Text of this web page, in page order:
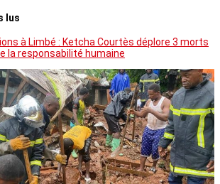
lus
à Limbé : Ketcha Courtès déplore 3 morts
la responsabilité humaine